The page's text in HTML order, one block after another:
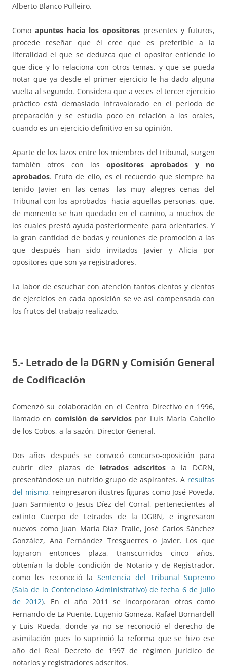
Alberto Blanco Pulleiro.
Como apuntes hacia los opositores presentes y futuros,
procede reseñar que él cree que es preferible a la
literalidad el que se deduzca que el opositor entiende lo
que dice y lo relaciona con otros temas, y que se pueda
notar que ya desde el primer ejercicio le ha dado alguna
vuelta al segundo. Considera que a veces el tercer ejercicio
práctico está demasiado infravalorado en el periodo de
preparación y se estudia poco en relación a los orales,
cuando es un ejercicio definitivo en su opinión.
Aparte de los lazos entre los miembros del tribunal, surgen
también otros con losopositores aprobados y no
aprobados. Fruto de ello, es el recuerdo que siempre ha
tenido Javier en las cenas -las muy alegres cenas del
Tribunal con los aprobados- hacia aquellas personas, que,
de momento se han quedado en el camino, a muchos de
los cuales prestó ayuda posteriormente para orientarles. Y
la gran cantidad de bodas y reuniones de promoción a las
que después han sido invitados Javier y Alicia por
opositores que son ya registradores.
La labor de escuchar con atención tantos cientos y cientos
de ejercicios en cada oposición se ve así compensada con
los frutos del trabajo realizado.
5.- Letrado de la DGRN y Comisión General
de Codificación
Comenzó su colaboración en el Centro Directivo en 1996,
llamado en comisión de servicios por Luis María Cabello
de los Cobos, a la sazón, Director General.
Dos años después se convocó concurso-oposición para
cubrir diez plazas de letrados adscritos a la DGRN,
presentándose un nutrido grupo de aspirantes. Aresultas
del mismo, reingresaron ilustres figuras como José Poveda,
Juan Sarmiento o Jesus Díez del Corral, pertenecientes al
extinto Cuerpo de Letrados de la DGRN, e ingresaron
nuevos como Juan María Díaz Fraile, José Carlos Sánchez
González, Ana Fernández Tresguerres o javier. Los que
lograron entonces plaza, transcurridos cinco años,
obtenían la doble condición de Notario y de Registrador,
como les reconoció la Sentencia del Tribunal Supremo
(Sala de lo Contencioso Administrativo) de fecha 6 de Julio
de 2012). En el año 2011 se incorporaron otros como
Fernando de La Puente, Eugenio Gomeza, Rafael Bornardell
y Luis Rueda, donde ya no se reconoció el derecho de
asimilación pues lo suprimió la reforma que se hizo ese
año del Real Decreto de 1997 de régimen jurídico de
notarios y registradores adscritos.